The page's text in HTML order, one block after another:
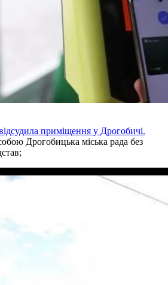
приміщення у Дрогобичі.
Дрогобицька міська рада без